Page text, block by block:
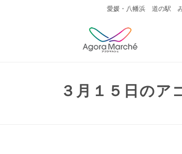
愛媛・八幡浜 道の駅 み
３月１５日のア